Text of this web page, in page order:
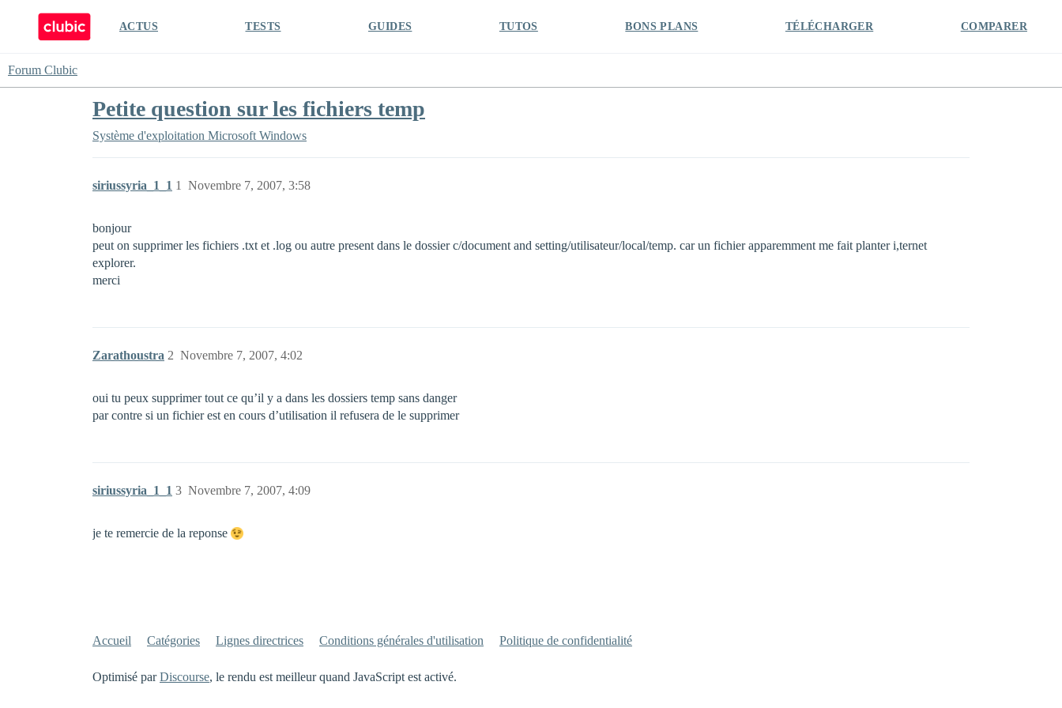
ACTUS TESTS GUIDES TUTOS BONS PLANS TÉLÉCHARGER COMPARER
Forum Clubic
Petite question sur les fichiers temp
Système d'exploitation Microsoft Windows
siriussyria_1_1 Novembre 7, 2007, 3:58
1
bonjour
peut on supprimer les fichiers .txt et .log ou autre present dans le dossier c/document and setting/utilisateur/local/temp. car un fichier apparemment me fait planter i,ternet
explorer.
merci
Zarathoustra Novembre 7, 2007, 4:02
2
oui tu peux supprimer tout ce qu’il y a dans les dossiers temp sans danger
par contre si un fichier est en cours d’utilisation il refusera de le supprimer
siriussyria_1_1 Novembre 7, 2007, 4:09
3
je te remercie de la reponse
Accueil Catégories Lignes directrices Conditions générales d'utilisation Politique de confidentialité
Optimisé parDiscourse, le rendu est meilleur quand JavaScript est activé.